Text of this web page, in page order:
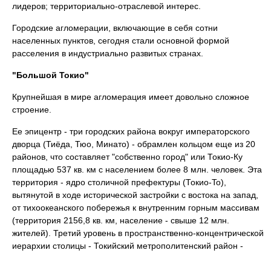
лидеров; территориально-отраслевой интерес.
Городские агломерации, включающие в себя сотни
населенных пунктов, сегодня стали основной формой
расселения в индустриально развитых странах.
"Большой Токио"
Крупнейшая в мире агломерация имеет довольно сложное
строение.
Ее эпицентр - три городских района вокруг императорского
дворца (Тиёда, Тюо, Минато) - обрамлен кольцом еще из 20
районов, что составляет "собственно город" или Токио-Ку
площадью 537 кв. км с населением более 8 млн. человек. Эта
территория - ядро столичной префектуры (Токио-To),
вытянутой в ходе исторической застройки с востока на запад,
от тихоокеанского побережья к внутренним горным массивам
(территория 2156,8 кв. км, население - свыше 12 млн.
жителей). Третий уровень в пространственно-концентрической
иерархии столицы - Токийский метрополитенский район -